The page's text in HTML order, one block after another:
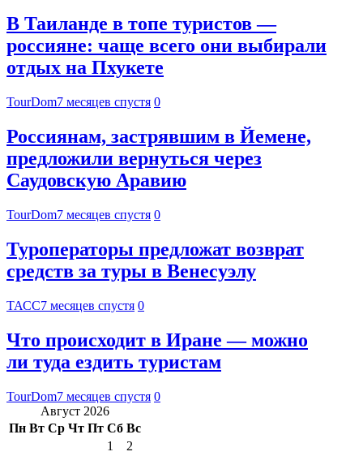
В Таиланде в топе туристов —
россияне: чаще всего они выбирали
отдых на Пхукете
TourDom7 месяцев спустя 0
Россиянам, застрявшим в Йемене,
предложили вернуться через
Саудовскую Аравию
TourDom7 месяцев спустя 0
Туроператоры предложат возврат
средств за туры в Венесуэлу
ТАСС7 месяцев спустя 0
Что происходит в Иране — можно
ли туда ездить туристам
TourDom7 месяцев спустя 0
Август 2026
Пн Вт Ср Чт Пт Сб Вс
1
2